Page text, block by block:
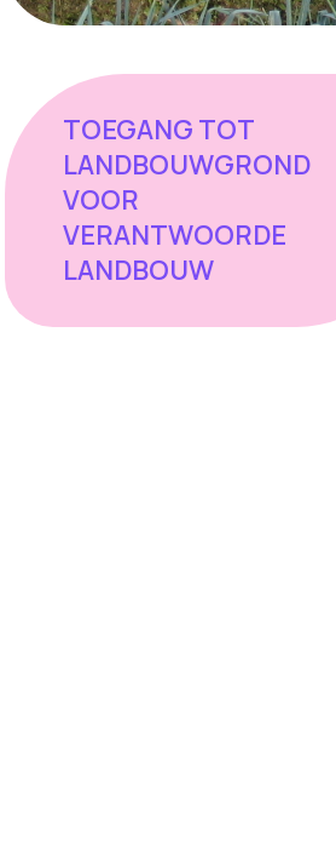
TOEGANG TOT
LANDBOUWGROND
VOOR
VERANTWOORDE
LANDBOUW